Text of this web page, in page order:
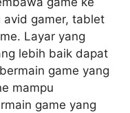
avid gamer, tablet
Layar yang
lebih baik dapat
game yang
mampu
game yang